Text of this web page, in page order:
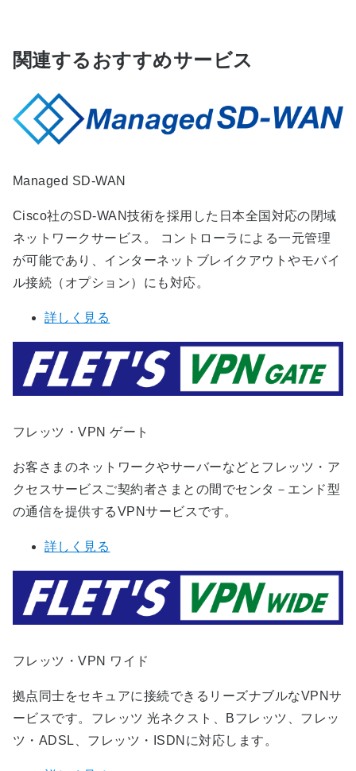
関連するおすすめサービス
Managed SD-WAN
Cisco社のSD-WAN技術を採用した日本全国対応の閉域
ネットワークサービス。 コントローラによる一元管理
が可能であり、インターネットブレイクアウトやモバイ
ル接続（オプション）にも対応。
詳しく見る
フレッツ・VPN ゲート
お客さまのネットワークやサーバーなどとフレッツ・ア
クセスサービスご契約者さまとの間でセンタ－エンド型
の通信を提供するVPNサービスです。
詳しく見る
フレッツ・VPN ワイド
拠点同士をセキュアに接続できるリーズナブルなVPNサ
ービスです。フレッツ 光ネクスト、Bフレッツ、フレッ
ツ・ADSL、フレッツ・ISDNに対応します。